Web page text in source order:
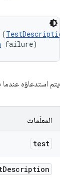
(TestDescription
failure)
يتم استدعاؤه
المعلَمات
test
Description